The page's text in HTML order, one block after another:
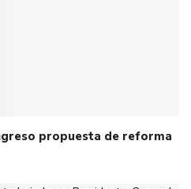
propuesta de reforma